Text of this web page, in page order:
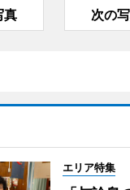
真 次の
エリア特集